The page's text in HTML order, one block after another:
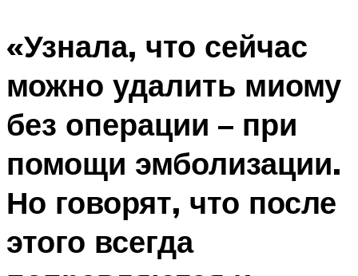
«Узнала, что сейчас
можно удалить миому
без операции – при
помощи эмболизации.
Но говорят, что после
этого всегда